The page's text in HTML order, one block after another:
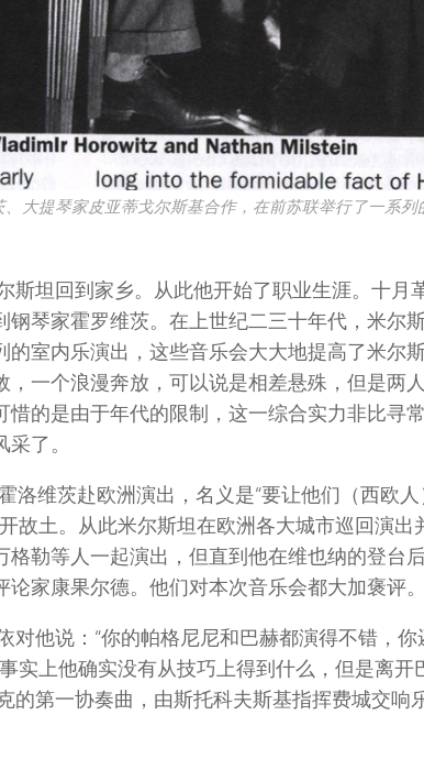
大提琴家皮亚蒂戈尔斯基合作，在前苏联举行了一系列
斯坦回到家乡。从此他开始了职业生涯。十月
琴家霍罗维茨。在上世纪二三十年代，米尔
室内乐演出，这些音乐会大大地提高了米尔
一个浪漫奔放，可以说是相差悬殊，但是两
的是由于年代的限制，这一综合实力非比寻
了。
洛维茨赴欧洲演出，名义是“要让他们（西欧
故土。从此米尔斯坦在欧洲各大城市巡回演出
勒等人一起演出，但直到他在维也纳的登台
家康果尔德。他们对本次音乐会都大加褒评。
对他说：“你的帕格尼尼和巴赫都演得不错，
实上他确实没有从技巧上得到什么，但是离开
的第一协奏曲，由斯托科夫斯基指挥费城交响